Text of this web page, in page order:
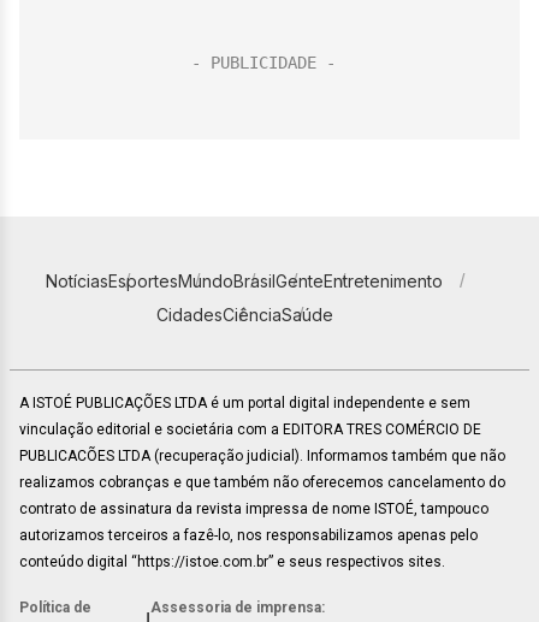
NotíciasEsportesMundoBrasilGenteEntretenimento
CidadesCiênciaSaúde
A ISTOÉ PUBLICAÇÕES LTDA é um portal digital independente e sem
vinculação editorial e societária com a EDITORA TRES COMÉRCIO DE
PUBLICACÕES LTDA (recuperação judicial). Informamos também que não
realizamos cobranças e que também não oferecemos cancelamento do
contrato de assinatura da revista impressa de nome ISTOÉ, tampouco
autorizamos terceiros a fazê-lo, nos responsabilizamos apenas pelo
conteúdo digital “https://istoe.com.br” e seus respectivos sites.
Política de Assessoria de imprensa: